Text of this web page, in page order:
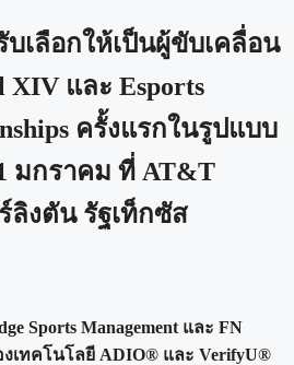
บเลือกให้เป็นผู้ขับเคลื่อน
XIV และ Esports
ครั้งแรกในรูปแบบ
มกราคม ที่ AT&T
ลิงตัน รัฐเท็กซัส
Sports Management และ FN
เทคโนโลยี ADIO® และ VerifyU®